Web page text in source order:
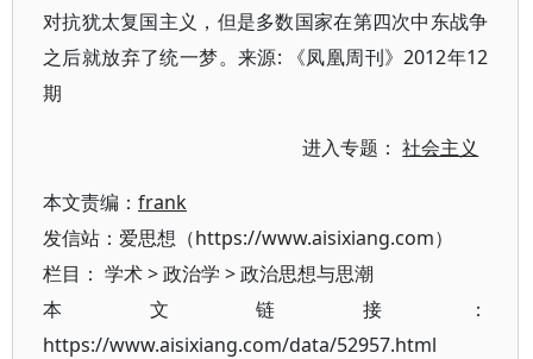
对抗犹太复国主义，但是多数国家在第四次中东战争
之后就放弃了统一梦。来源: 《凤凰周刊》2012年12
期
进入专题：社会主义
本文责编： frank
发信站：爱思想（https://www.aisixiang.com）
栏目： 学术>政治学 >政治思想与思潮
本文链接：
https://www.aisixiang.com/data/52957.html